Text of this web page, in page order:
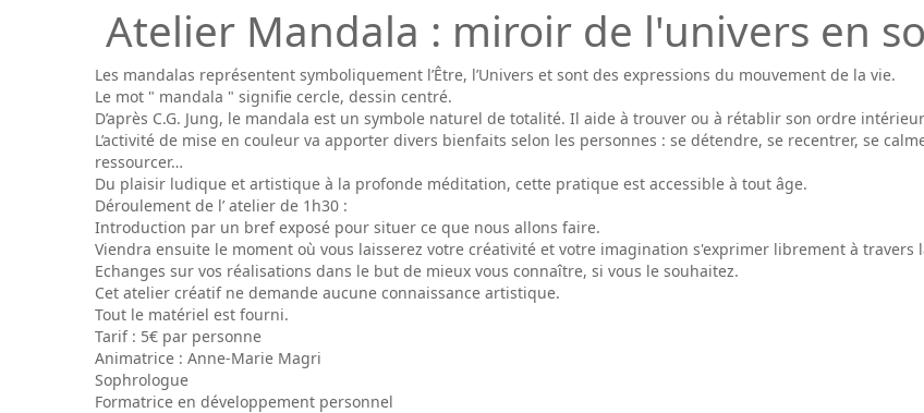
Atelier Mandala : miroir de l'univers en
Les mandalas représentent symboliquement l’Être, l’Univers et sont des expressions du mouvement de la vie.
Le mot " mandala " signifie cercle, dessin centré.
D’après C.G. Jung, le mandala est un symbole naturel de totalité. Il aide à trouver ou à rétablir son ordre
L’activité de mise en couleur va apporter divers bienfaits selon les personnes : se détendre, se recentrer, se
ressourcer…
Du plaisir ludique et artistique à la profonde méditation, cette pratique est accessible à tout âge.
Déroulement de l’ atelier de 1h30 :
Introduction par un bref exposé pour situer ce que nous allons faire.
Viendra ensuite le moment où vous laisserez votre créativité et votre imagination s'exprimer librement à travers
Echanges sur vos réalisations dans le but de mieux vous connaître, si vous le souhaitez.
Cet atelier créatif ne demande aucune connaissance artistique.
Tout le matériel est fourni.
Tarif : 5€ par personne
Animatrice : Anne-Marie Magri
Sophrologue
Formatrice en développement personnel